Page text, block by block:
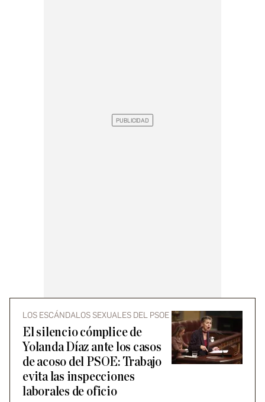
LOS ESCÁNDALOS SEXUALES DEL PSOE
El silencio cómplice de
Yolanda Díaz ante los casos
de acoso del PSOE: Trabajo
evita las inspecciones
laborales de oficio